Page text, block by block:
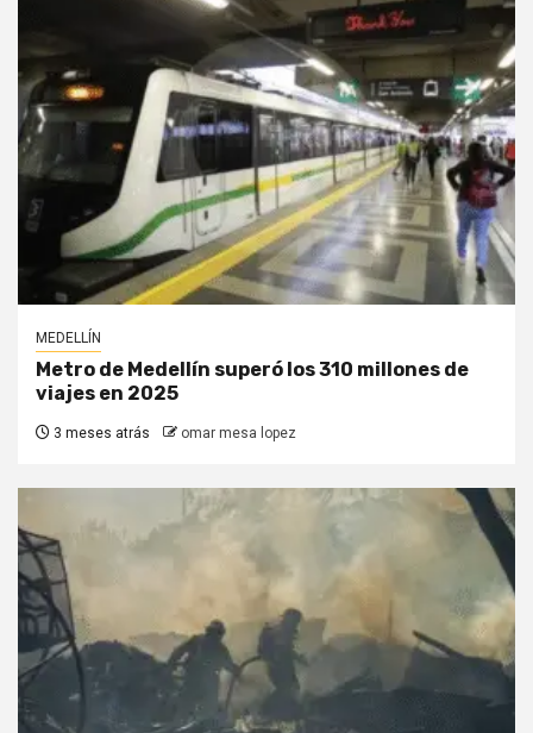
MEDELLÍN
Metro de Medellín superó los 310 millones de
viajes en 2025
3 meses atrás omar mesa lopez